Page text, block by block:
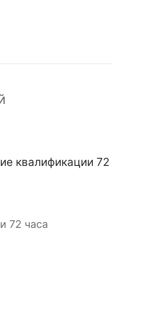
квалификации 72
72 часа